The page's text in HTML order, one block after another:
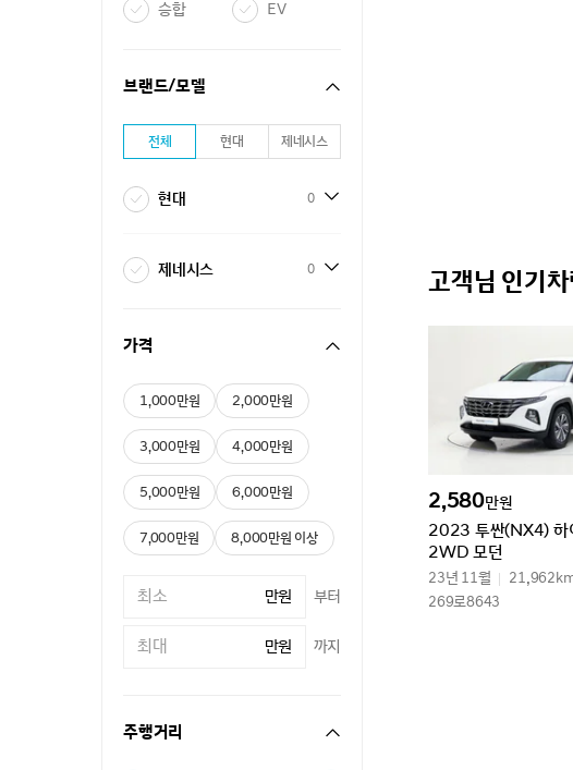
승합 EV
브랜드/모델
전체 현대 제네시스
현대 0
제네시스 0
가격
1,000만원 2,000만원
3,000만원 4,000만원
5,000만원 6,000만원
7,000만원 8,000만원 이상
만원 부터
만원 까지
주행거리
고객님 인기
2,580만원
2023 투싼(NX4) 하
2WD 모던
23년 11월
269로8643